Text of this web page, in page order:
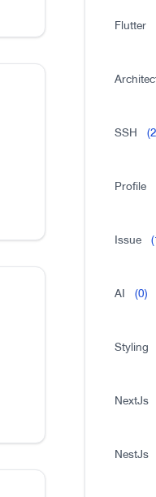
Flutter
SSH
Profile
Issue
AI (0)
Styling
NextJs
NestJs